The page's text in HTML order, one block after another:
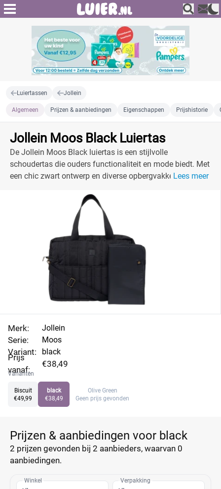
Luiertassen Jollein
Algemeen Prijzen & aanbiedingen Eigenschappen Prijshistorie
Jollein Moos Black Luiertas
De Jollein Moos Black luiertas is een stijlvolle
schoudertas die ouders functionaliteit en mode biedt. Met
een chic zwart ontwerp en diverse opbergvakken is het de
Lees meer
Merk:
Serie:
Variant:
Prijs
vanaf:
Jollein
Moos
black
€38,49
Varianten
Biscuit
€49,99
black
€38,49
Olive Green
Geen prijs gevonden
Prijzen & aanbiedingen voor black
2 prijzen gevonden bij 2 aanbieders, waarvan 0
aanbiedingen.
Winkel Verpakking